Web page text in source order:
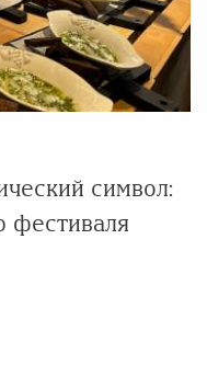
символ:
фестиваля